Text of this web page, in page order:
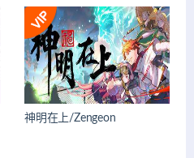
神明在上/Zengeon